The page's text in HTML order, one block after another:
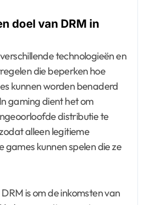
doel van DRM in
technologieën en
die beperken hoe
kunnen worden benaderd
gaming dient het om
distributie te
alleen legitieme
games kunnen spelen die ze
is om de inkomsten van